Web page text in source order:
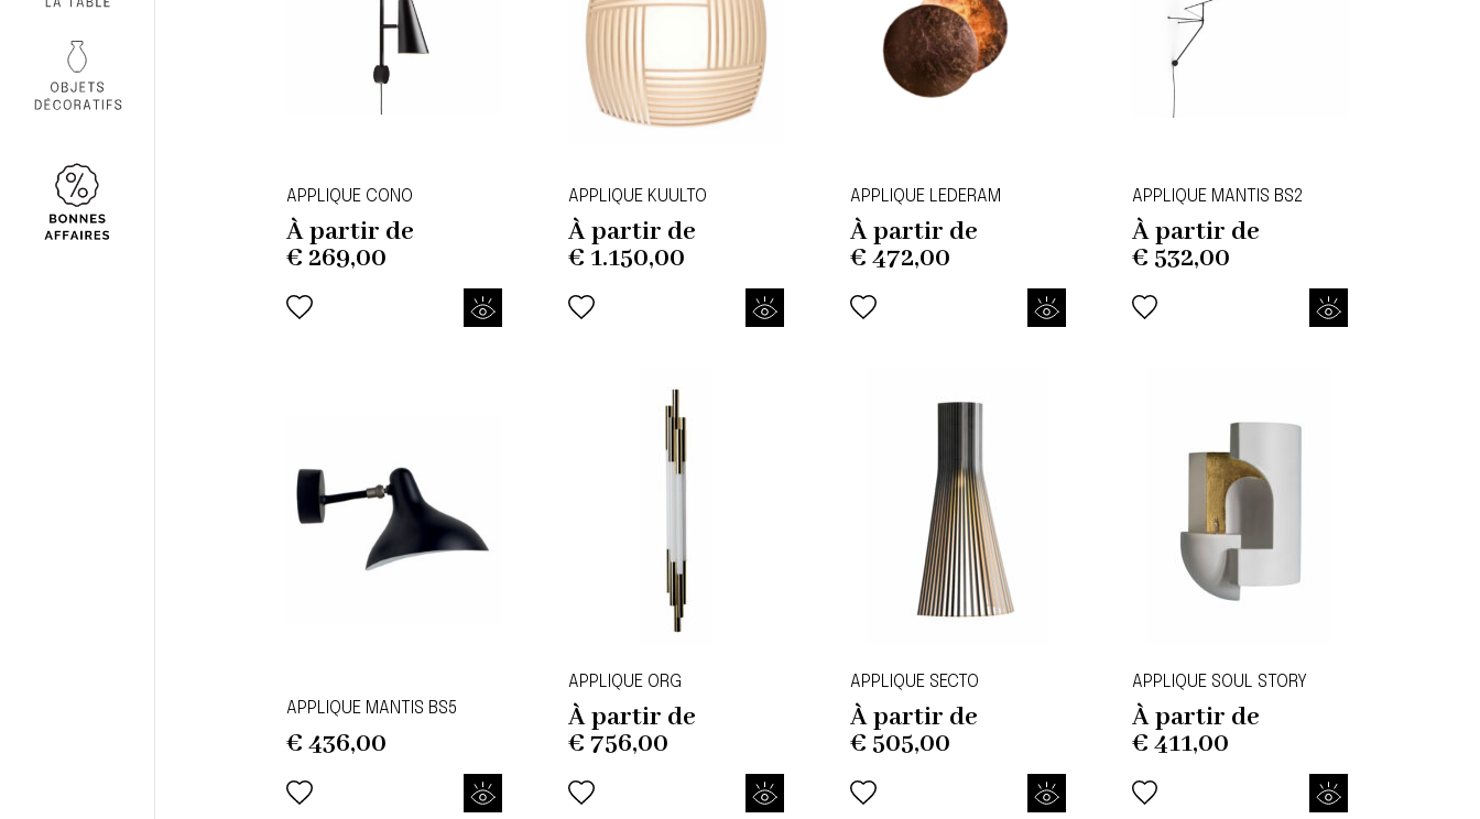
APPLIQUE CONO
À partir de
€ 269,00
APPLIQUE KUULTO
À partir de
€ 1.150,00
APPLIQUE LEDERAM
À partir de
€ 472,00
APPLIQUE MANTIS BS2
À partir de
€ 532,00
APPLIQUE MANTIS BS5
€ 436,00
APPLIQUE ORG
À partir de
€ 756,00
APPLIQUE SECTO
À partir de
€ 505,00
APPLIQUE SOUL STORY
À partir de
€ 411,00